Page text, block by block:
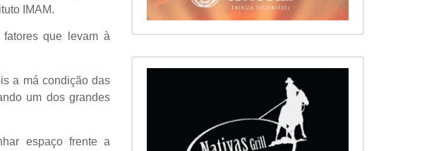
IMAM.
que levam à
a má condição das
um dos grandes
espaço frente a